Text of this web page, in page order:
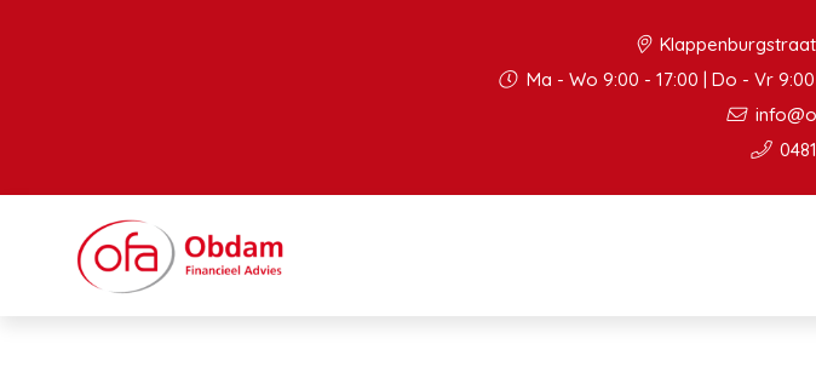
Klappenburgstraat
Ma - Wo 9:00 - 17:00 | Do - Vr